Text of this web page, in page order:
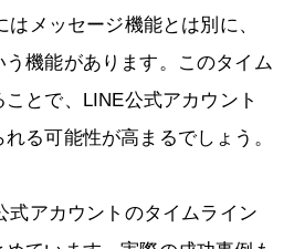
はメッセージ機能とは別に、
機能があります。このタイム
とで、LINE公式アカウント
る可能性が高まるでしょう。
式アカウントのタイムライン